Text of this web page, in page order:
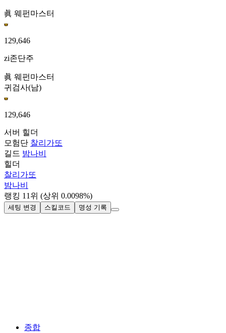
眞 웨펀마스터
129,646
zi존단주
眞 웨펀마스터
귀검사(남)
129,646
서버 힐더
모험단 찰리가또
길드 밤나비
힐더
찰리가또
밤나비
랭킹 11 위 (상위 0.0098%)
세팅 변경 스킬코드 명성 기록
종합